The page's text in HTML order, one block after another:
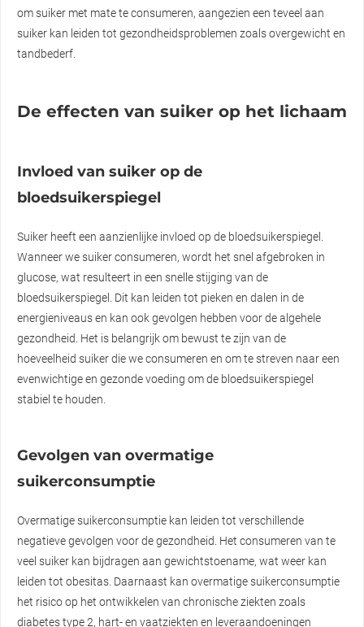
om suiker met mate te consumeren, aangezien een teveel aan
suiker kan leiden tot gezondheidsproblemen zoals overgewicht en
tandbederf.
De effecten van suiker op het lichaam
Invloed van suiker op de
bloedsuikerspiegel
Suiker heeft een aanzienlijke invloed op de bloedsuikerspiegel.
Wanneer we suiker consumeren, wordt het snel afgebroken in
glucose, wat resulteert in een snelle stijging van de
bloedsuikerspiegel. Dit kan leiden tot pieken en dalen in de
energieniveaus en kan ook gevolgen hebben voor de algehele
gezondheid. Het is belangrijk om bewust te zijn van de
hoeveelheid suiker die we consumeren en om te streven naar een
evenwichtige en gezonde voeding om de bloedsuikerspiegel
stabiel te houden.
Gevolgen van overmatige
suikerconsumptie
Overmatige suikerconsumptie kan leiden tot verschillende
negatieve gevolgen voor de gezondheid. Het consumeren van te
veel suiker kan bijdragen aan gewichtstoename, wat weer kan
leiden tot obesitas. Daarnaast kan overmatige suikerconsumptie
het risico op het ontwikkelen van chronische ziekten zoals
diabetes type 2, hart- en vaatziekten en leveraandoeningen